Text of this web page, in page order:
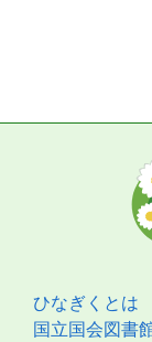
ひなぎくとは
国立国会図書